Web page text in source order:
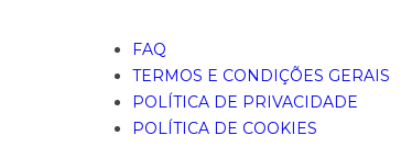
FAQ
TERMOS E CONDIÇÕES GERAIS
POLÍTICA DE PRIVACIDADE
POLÍTICA DE COOKIES